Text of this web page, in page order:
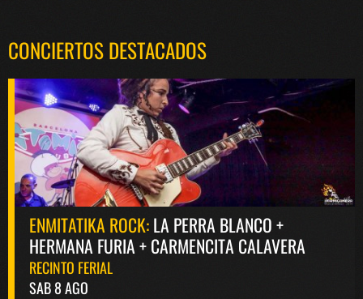
CONCIERTOS DESTACADOS
ENMITATIKA ROCK:LA PERRA BLANCO +
HERMANA FURIA + CARMENCITA CALAVERA
RECINTO FERIAL
SAB 8 AGO